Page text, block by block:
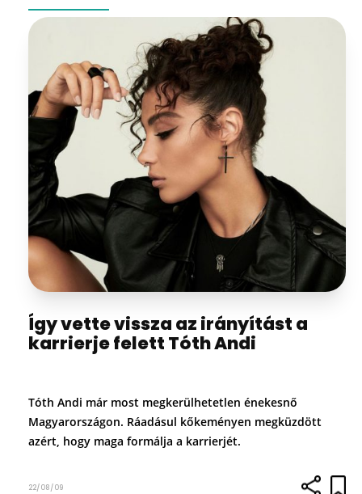
Így vette vissza az irányítást a
karrierje felett Tóth Andi
Tóth Andi már most megkerülhetetlen énekesnő
Magyarországon. Ráadásul kőkeményen megküzdött
azért, hogy maga formálja a karrierjét.
22/08/09